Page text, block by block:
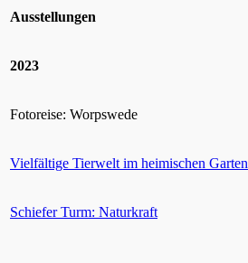
Ausstellungen
2023
Fotoreise: Worpswede
Vielfältige Tierwelt im heimischen Garten
Schiefer Turm: Naturkraft